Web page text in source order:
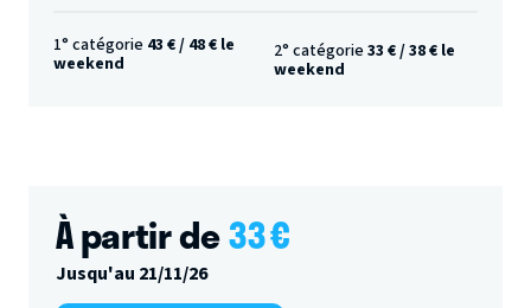
1° catégorie 43 € / 48 € le
weekend
2° catégorie 33 € / 38 € le
weekend
À partir de33€
Jusqu'au 21/11/26